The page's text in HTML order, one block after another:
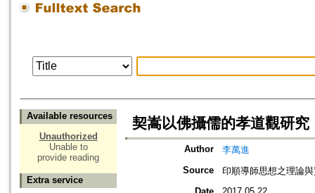
Available resources
Unauthorized
Unable to
provide reading
Extra service
契嵩以佛攝儒的孝道觀研究
Author
李萬進
Source
印順導師思想之理論